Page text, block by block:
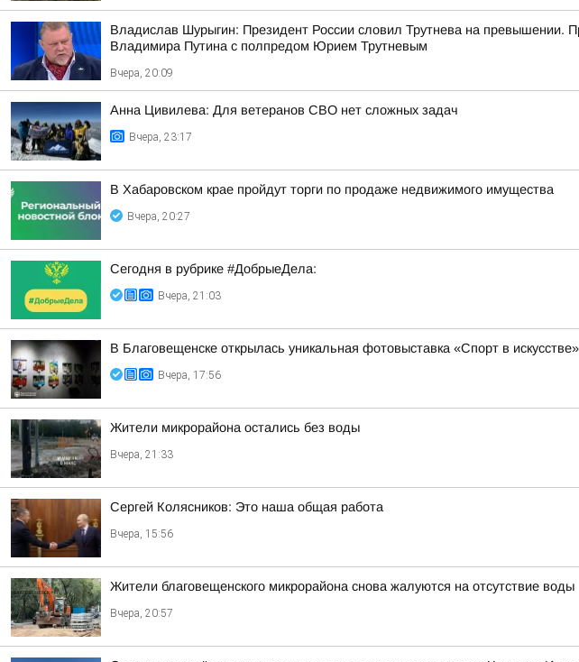
Владислав Шурыгин: Президент России словил Трутнева на превышении.
Владимира Путина с полпредом Юрием Трутневым
Вчера, 20:09
Анна Цивилева: Для ветеранов СВО нет сложных задач
Вчера, 23:17
В Хабаровском крае пройдут торги по продаже недвижимого имущества
Вчера, 20:27
Сегодня в рубрике #ДобрыеДела:
Вчера, 21:03
В Благовещенске открылась уникальная фотовыставка «Спорт в искусстве»
Вчера, 17:56
Жители микрорайона остались без воды
Вчера, 21:33
Сергей Колясников: Это наша общая работа
Вчера, 15:56
Жители благовещенского микрорайона снова жалуются на отсутствие воды
Вчера, 20:57